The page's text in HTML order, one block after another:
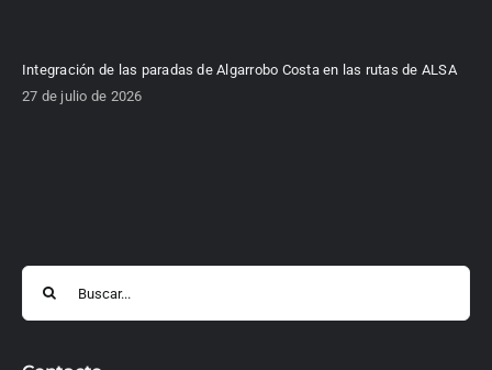
Integración de las paradas de Algarrobo Costa en las rutas de ALSA
27 de julio de 2026